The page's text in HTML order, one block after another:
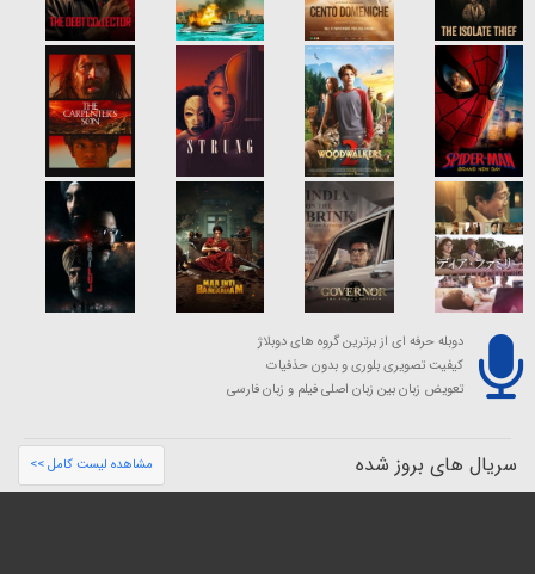
دوبله حرفه ای از برترین گروه های دوبلاژ
کیفیت تصویری بلوری و بدون حذفیات
تعویض زبان بین زبان اصلی فیلم و زبان فارسی
سریال های بروز شده مشاهده لیست کامل >>